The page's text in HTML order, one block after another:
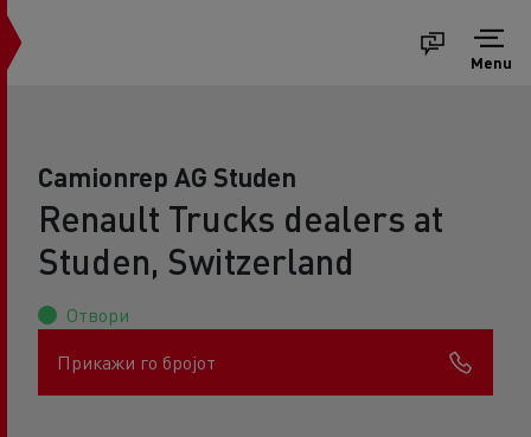
Menu
Camionrep AG Studen
Renault Trucks dealers at
Studen, Switzerland
Отвори
Прикажи го бројот